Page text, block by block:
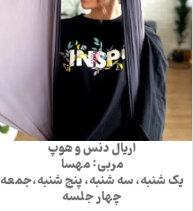
اریال دنس و هوپ
مربی: مهسا
یک شنبه، سه شنبه، پنج شنبه،جمعه
چهار جلسه